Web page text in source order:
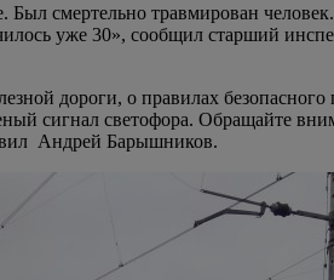
смертельно травмирован
уже 30», сообщил старший
дороги, о правилах
сигнал светофора. Обращайте
Андрей Барышников.